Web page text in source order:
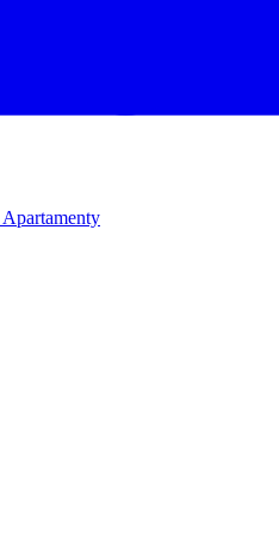
Apartamenty